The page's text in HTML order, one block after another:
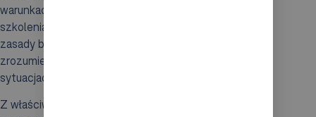
warunkach, na przykład w chłodniach. Regularne
szkolenia dotyczące obsługi systemów AS/RS oraz
zasady bezpieczeństwa są kluczowe, aby każdy mógł
zrozumieć swoje obowiązki i był gotowy do działania w
sytuacjach kryzysowych.
Z właściwym wdrożeniem oraz dbałością o procedury,